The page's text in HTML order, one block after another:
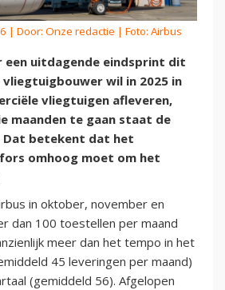
| Door: Onze redactie | Foto: Airbus
uitdagende eindsprint dit
vliegtuigbouwer wil in 2025 in
vliegtuigen afleveren,
maanden te gaan staat de
Dat betekent dat het
omhoog moet om het
in oktober, november en
dan 100 toestellen per maand
meer dan het tempo in het
45 leveringen per maand)
(gemiddeld 56). Afgelopen